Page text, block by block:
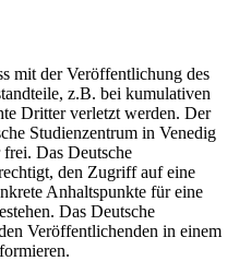
mit der Veröffentlichung des
z.B. bei kumulativen
Dritter verletzt werden. Der
Studienzentrum in Venedig
Das Deutsche
den Zugriff auf eine
Anhaltspunkte für eine
Das Deutsche
Veröffentlichenden in einem